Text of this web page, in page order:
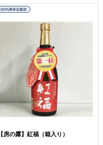
【房の露】紅福（箱入り）